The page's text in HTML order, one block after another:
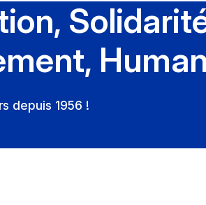
depuis 1956 !